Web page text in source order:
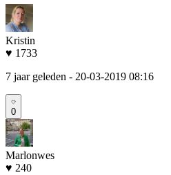
Kristin
♥ 1733
7 jaar geleden - 20-03-2019 08:16
0
Marlonwes
♥ 240